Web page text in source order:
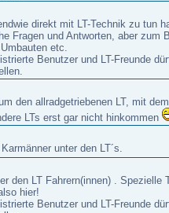
direkt mit LT-Technik zu tun
Fragen und Antworten, aber zum
etc.
Benutzer und LT-Freunde
den allradgetriebenen LT, mit
LTs erst gar nicht hinkommen
unter den LT´s.
den LT Fahrern(innen) . Spezielle
hier!
Benutzer und LT-Freunde